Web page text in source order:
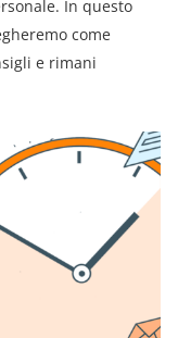
In questo
come
e rimani